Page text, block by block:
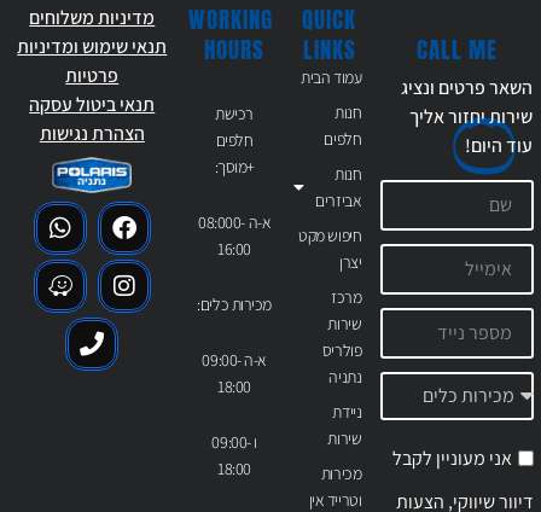
QUICK
LINKS
עמוד הבית
חנות
חלפים
חנות
אביזרים
חיפוש מקט
יצרן
מרכז
שירות
פולריס
נתניה
ניידת
שירות
מכירות
וטרייד אין
WORKING
HOURS
רכישת
חלפים
+מוסך:
א-ה 08:000-
16:00
מכירות כלים:
א-ה 09:00-
18:00
ו 09:00-
18:00
CALL ME
השאר פרטים ונציג
שירות יחזור אליך
עודהיום!
אני מעוניין לקבל
דיוור שיווקי, הצעות
מדיניות משלוחים
תנאי שימוש ומדיניות
פרטיות
תנאי ביטול עסקה
הצהרת נגישות